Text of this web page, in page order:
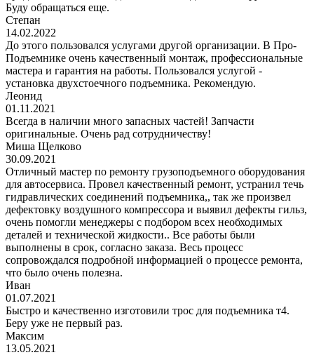
Буду обращаться еще.
Степан
14.02.2022
До этого пользовался услугами другой организации. В Про-
Подъемнике очень качественный монтаж, профессиональные
мастера и гарантия на работы. Пользовался услугой -
установка двухстоечного подъемника. Рекомендую.
Леонид
01.11.2021
Всегда в наличии много запасных частей! Запчасти
оригинальные. Очень рад сотрудничеству!
Миша Щелково
30.09.2021
Отличный мастер по ремонту грузоподъемного оборудования
для автосервиса. Провел качественный ремонт, устранил течь
гидравлических соединений подъемника,, так же произвел
дефектовку воздушного компрессора и выявил дефекты гильз,
очень помогли менеджеры с подбором всех необходимых
деталей и технической жидкости.. Все работы были
выполнены в срок, согласно заказа. Весь процесс
сопровождался подробной информацией о процессе ремонта,
что было очень полезна.
Иван
01.07.2021
Быстро и качественно изготовили трос для подъемника т4.
Беру уже не первый раз.
Максим
13.05.2021